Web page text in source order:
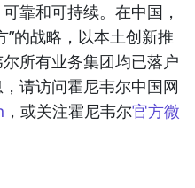
靠和可持续。在中国，
”的战略，以本土创新推
所有业务集团均已落户
请访问霍尼韦尔中国网
，或关注霍尼韦尔官方微